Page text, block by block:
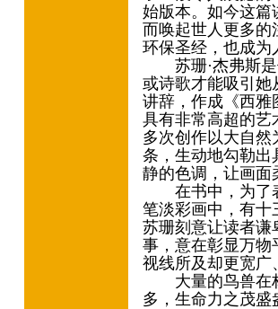
始版本。如今这篇
而唤起世人更多的
环保圣经，也成
苏珊·杰弗斯是
或诗歌才能吸引她
讲辞，作成《西雅
具有非常高超的艺
多次创作以大自
条，生动地勾勒出
静的色调，让画
在书中，为了表
笔淡彩画中，有十
苏珊刻意让读者谦
事，意在彰显万物
视线所及却更宽
大量的鸟兽在林
多，生命力之茂